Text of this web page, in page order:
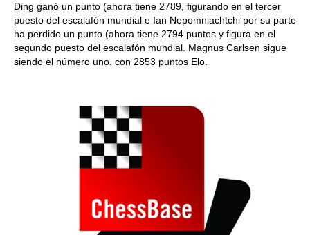
Ding ganó un punto (ahora tiene 2789, figurando en el tercer
puesto del escalafón mundial e Ian Nepomniachtchi por su parte
ha perdido un punto (ahora tiene 2794 puntos y figura en el
segundo puesto del escalafón mundial. Magnus Carlsen sigue
siendo el número uno, con 2853 puntos Elo.